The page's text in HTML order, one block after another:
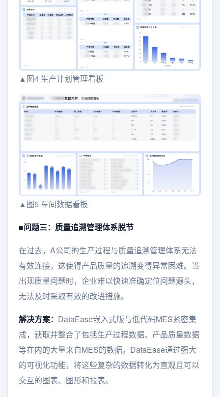
▲图4 生产计划管理看板
▲图5 车间数据看板
■问题三：质量追溯管理体系脱节
在过去，A公司的生产过程与质量追溯管理体系无法
有效连接，这使得产品质量的追溯变得异常困难。当
出现质量问题时，企业难以快速准确定位问题源头，
无法及时采取有效的改进措施。
解决方案： DataEase嵌入式版与低代码MES紧密集
成，获取并整合了包括生产过程数据、产品质量数据
等在内的大量来自MES的数据。DataEase通过强大
的可视化功能，将这些复杂的数据转化为直观且可以
交互的图表、图形和报表。